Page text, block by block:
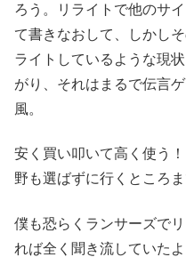
ろう。リライトで他のサ
て書きなおして、しかし
ライトしているような現
がり、それはまるで伝言
風。
安く買い叩いて高く使う
野も選ばずに行くところ
僕も恐らくランサーズで
れば全く聞き流していた